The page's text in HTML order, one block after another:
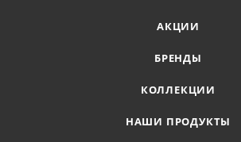
АКЦИИ
БРЕНДЫ
КОЛЛЕКЦИИ
НАШИ ПРОДУКТЫ